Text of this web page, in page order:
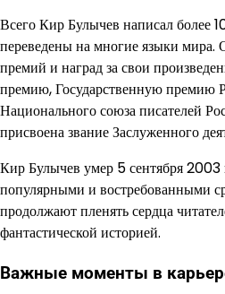
Всего Кир Булычев написал более
переведены на многие языки мира.
премий и наград за свои
премию, Государственную
Национального союза писателей
присвоена звание Заслуженного
Кир Булычев умер 5 сентября 2003
популярными и востребованными
продолжают пленять сердца
фантастической историей.
Важные моменты в